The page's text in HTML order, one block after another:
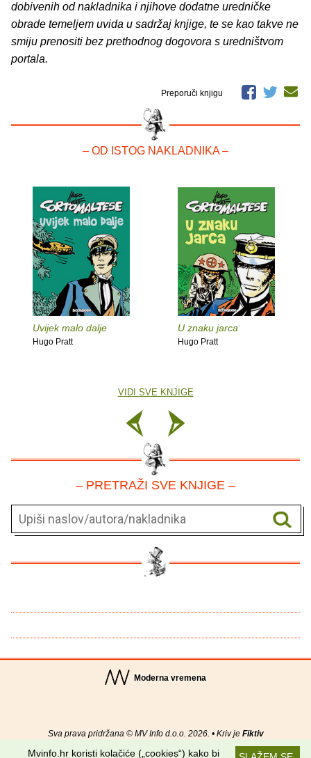
dobivenih od nakladnika i njihove dodatne uredničke
obrade temeljem uvida u sadržaj knjige, te se kao takve ne
smiju prenositi bez prethodnog dogovora s uredništvom
portala.
Preporuči knjigu
– OD ISTOG NAKLADNIKA –
Uvijek malo dalje
Hugo Pratt
U znaku jarca
Hugo Pratt
VIDI SVE KNJIGE
– PRETRAŽI SVE KNJIGE –
Moderna vremena
Sva prava pridržana © MV Info d.o.o. 2026. • Kriv je Fiktiv
Mvinfo.hr koristi kolačiće („cookies“) kako bi